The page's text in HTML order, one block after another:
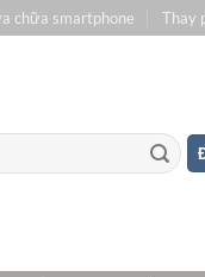
chữa smartphone Thay